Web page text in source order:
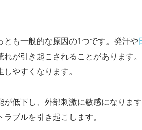
とも一般的な原因の1つです。発汗や
れが引き起こされることがあります
やすくなります。
が低下し、外部刺激に敏感になりま
ブルを引き起こします。